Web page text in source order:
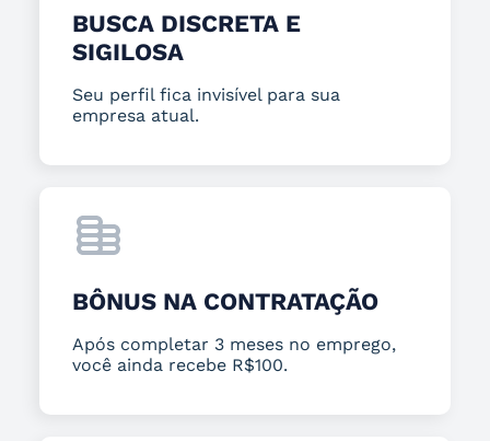
BUSCA DISCRETA E
SIGILOSA
Seu perfil fica invisível para sua
empresa atual.
BÔNUS NA CONTRATAÇÃO
Após completar 3 meses no emprego,
você ainda recebe R$100.